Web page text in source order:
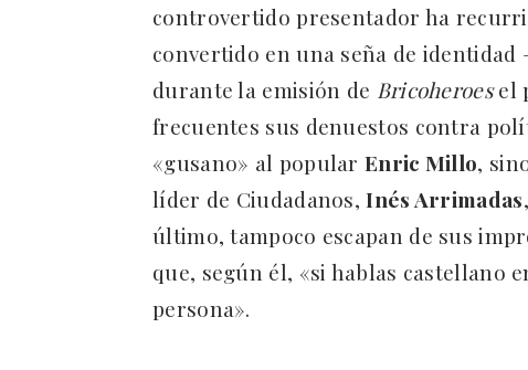
controvertido presentador ha
convertido en una seña de identidad
durante la emisión de Bricoheroesel
frecuentes sus denuestos contra
«gusano» al popularEnric Millo,
líder de Ciudadanos,Inés Arrimadas
último, tampoco escapan de sus
que, según él, «si hablas castellano
persona».